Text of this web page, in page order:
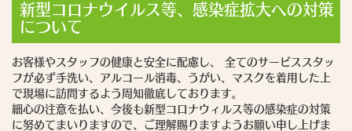
新型コロナウイルス等、感染症拡大への対策
について
お客様やスタッフの健康と安全に配慮し、 全てのサービススタッ
フが必ず手洗い、アルコール消毒、うがい、マスクを着用した上
で現場に訪問するよう周知徹底しております。
細心の注意を払い、今後も新型コロナウィルス等の感染症の対策
に努めてまいりますので、ご理解賜りますようお願い申し上げま